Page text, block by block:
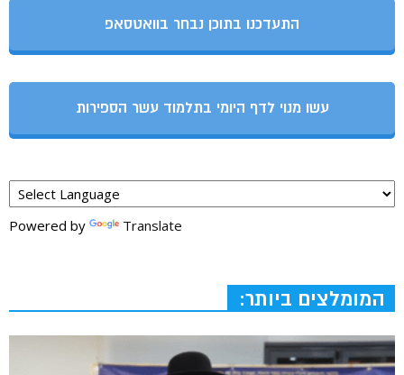
התעדכנו בתוכן נבחר בוואטסאפ
עשו מנוי לדף היומי בתלמוד עשר הספירות
Powered by Translate
המומלצים ביותר: